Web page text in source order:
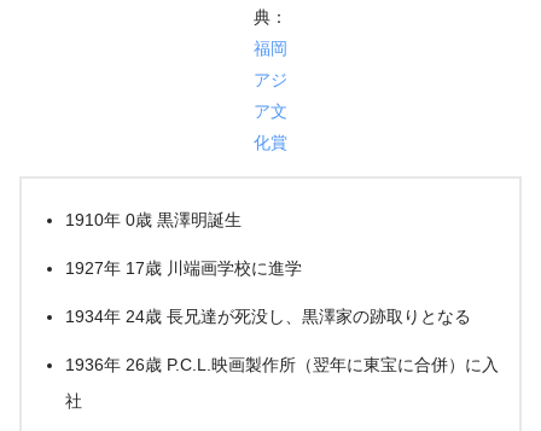
典：
福岡
アジ
ア文
化賞
1910年 0歳 黒澤明誕生
1927年 17歳 川端画学校に進学
1934年 24歳 長兄達が死没し、黒澤家の跡取りとなる
1936年 26歳 P.C.L.映画製作所（翌年に東宝に合併）に入
社